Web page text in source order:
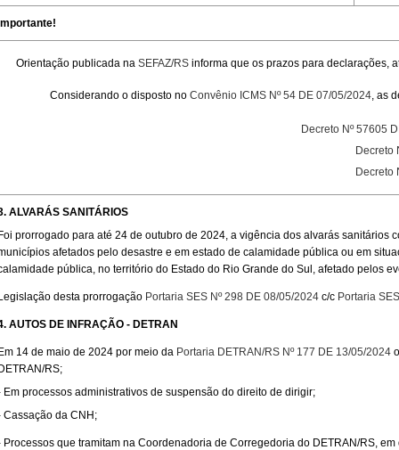
Orientação publicada na SEFAZ/RS informa que os prazos para declarações,
Considerando o disposto no Convênio ICMS Nº 54 DE 07/05/2024, as
Decreto Nº 57605
Decreto
Decreto
ALVARÁS SANITÁRIOS
prorrogado para até 24 de outubro de 2024, a vigência dos alvarás
afetados pelo desastre e em estado de calamidade pública ou em
pública, no território do Estado do Rio Grande do Sul, afetado pelos
desta prorrogação Portaria SES Nº 298 DE 08/05/2024 c/c Portaria
AUTOS DE INFRAÇÃO - DETRAN
14 de maio de 2024 por meio da Portaria DETRAN/RS Nº 177 DE 13/05/2024
RS;
Em processos administrativos de suspensão do direito de dirigir;
Cassação da CNH;
Processos que tramitam na Coordenadoria de Corregedoria do DETRAN/RS,